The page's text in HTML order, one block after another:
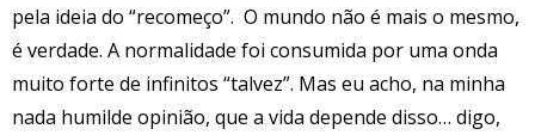
pela ideia do “recomeço”. O mundo não é mais o mesmo,
é verdade. A normalidade foi consumida por uma onda
muito forte de infinitos “talvez”. Mas eu acho, na minha
nada humilde opinião, que a vida depende disso… digo,